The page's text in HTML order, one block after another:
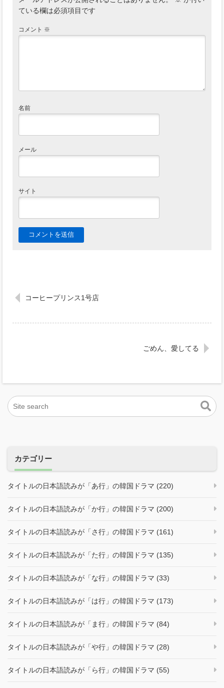
ている欄は必須項目です
コメント ※
名前
メール
サイト
コーヒープリンス1号店
ごめん、愛してる
カテゴリー
タイトルの日本語読みが「あ行」の韓国ドラマ (220)
タイトルの日本語読みが「か行」の韓国ドラマ (200)
タイトルの日本語読みが「さ行」の韓国ドラマ (161)
タイトルの日本語読みが「た行」の韓国ドラマ (135)
タイトルの日本語読みが「な行」の韓国ドラマ (33)
タイトルの日本語読みが「は行」の韓国ドラマ (173)
タイトルの日本語読みが「ま行」の韓国ドラマ (84)
タイトルの日本語読みが「や行」の韓国ドラマ (28)
タイトルの日本語読みが「ら行」の韓国ドラマ (55)